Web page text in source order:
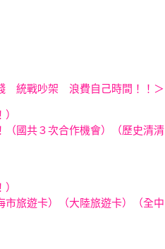
統戰吵架 浪費自己時間！！＞
（國共３次合作機會）（歷史清清
旅遊卡）（大陸旅遊卡）（全中